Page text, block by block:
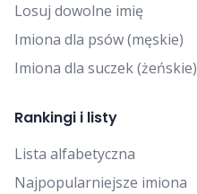
Losuj dowolne imię
Imiona dla psów (męskie)
Imiona dla suczek (żeńskie)
Rankingi i listy
Lista alfabetyczna
Najpopularniejsze imiona